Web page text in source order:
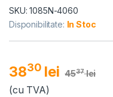
SKU: 1085N-4060
Disponibilitate: In Stoc
3830 lei 4537 lei
(cu TVA)